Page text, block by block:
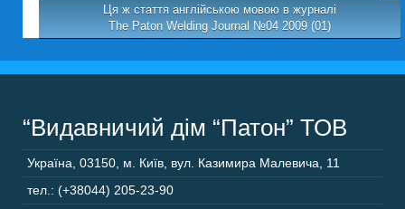
Ця ж стаття англійською мовою в журналі
The Paton Welding Journal №04 2009 (01)
“Видавничий дім “Патон” ТОВ
Україна 03150 м. Київ, вул. Казимира Малевича, 11
тел.: (+38044) 205-23-90